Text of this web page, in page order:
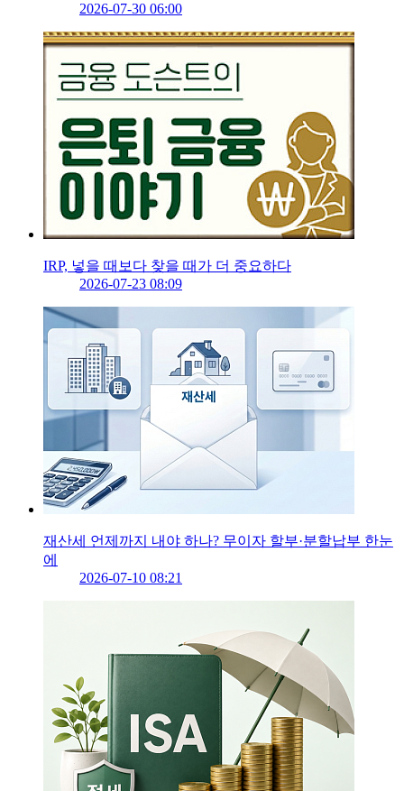
2026-07-30 06:00
IRP, 넣을 때보다 찾을 때가 더 중요하다
2026-07-23 08:09
재산세 언제까지 내야 하나? 무이자 할부·분할납부 한눈
에
2026-07-10 08:21